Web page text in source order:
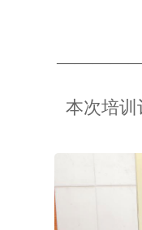
本次培训